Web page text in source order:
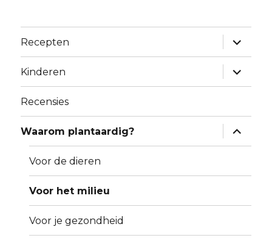
Recepten
expand
child
menu
Kinderen
expand
child
menu
Recensies
Waarom plantaardig?
expand
child
menu
Voor de dieren
Voor het milieu
Voor je gezondheid